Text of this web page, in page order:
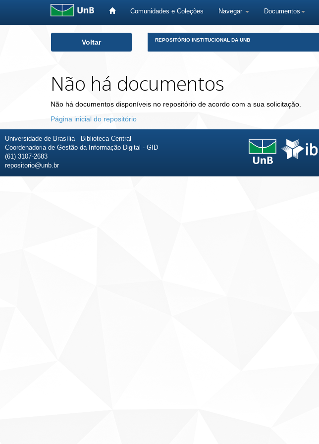
Comunidades e Coleções Navegar Documentos
Voltar REPOSITÓRIO INSTITUCIONAL DA UNB
Não há documentos
Não há documentos disponíveis no repositório de acordo com a sua solicitação.
Página inicial do repositório
Universidade de Brasília - Biblioteca Central
Coordenadoria de Gestão da Informação Digital - GID
(61) 3107-2683
repositorio@unb.br